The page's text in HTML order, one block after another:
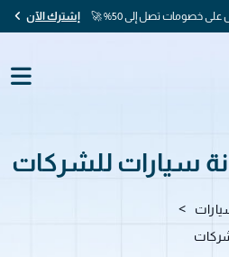
خصومات تصل إلى 50% 🚀 إشترك الآن
سيارات للشركات
>